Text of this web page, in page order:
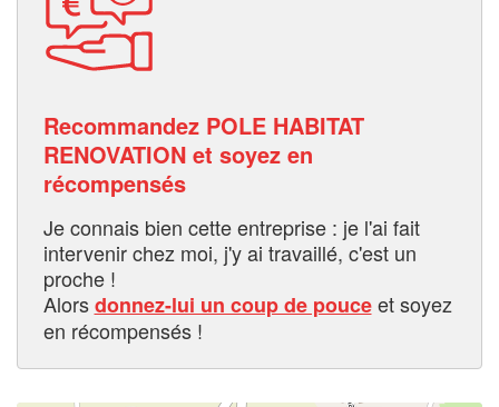
Recommandez POLE HABITAT
RENOVATION et soyez en
récompensés
Je connais bien cette entreprise : je l'ai fait
intervenir chez moi, j'y ai travaillé, c'est un
proche !
Alorsdonnez-lui un coup de pouceet soyez
en récompensés !